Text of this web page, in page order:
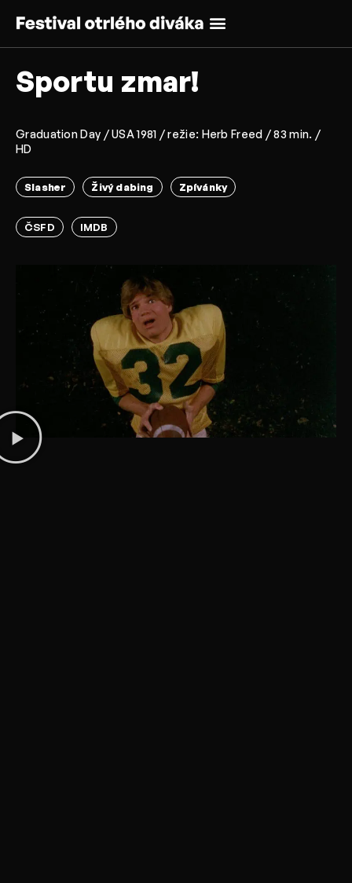
Sportu zmar!
Graduation Day / USA 1981 / režie: Herb Freed / 83 min. /
HD
Slasher Živý dabing Zpívánky
ČSFD IMDB